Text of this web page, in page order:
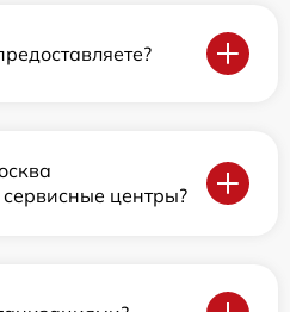
центры?